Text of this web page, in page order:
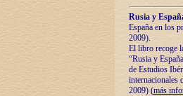
Rusia y
España en los
2009).
El libro recoge
“Rusia y
de Estudios
internacionales
2009) (más